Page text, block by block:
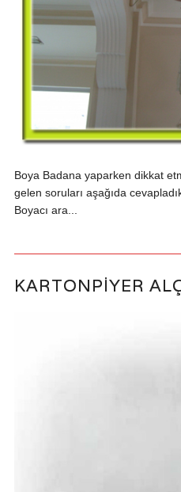
Boya Badana yaparken dikkat
gelen soruları aşağıda
Boyacı ara...
KARTONPIYER